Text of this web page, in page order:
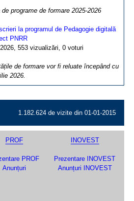
de programe de formare 2025-2026
la programul de Pedagogie digitală
PNRR
553 vizualizări, 0 voturi
de formare vor fi reluate începând cu
2026.
1.182.624 de vizite din 01-01-2015
PROF
PROF
Anunțuri
INOVEST
Prezentare INOVEST
Anunțuri INOVEST